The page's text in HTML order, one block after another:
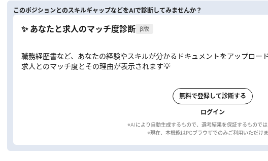
このポジションとのスキルギャップなどをAIで診断してみませんか？
✨ あなたと求人のマッチ度診断 β版
職務経歴書など、あなたの経験やスキルが分かるドキュメントをアップロード
求人とのマッチ度とその理由が表示されます💡
無料で登録して診断する
ログイン
※AIにより自動生成するもので、選考結果を保証するものでは